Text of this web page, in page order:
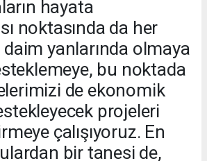
hayata
noktasında da her
yanlarında olmaya
bu noktada
de ekonomik
projeleri
çalışıyoruz. En
bir tanesi de,